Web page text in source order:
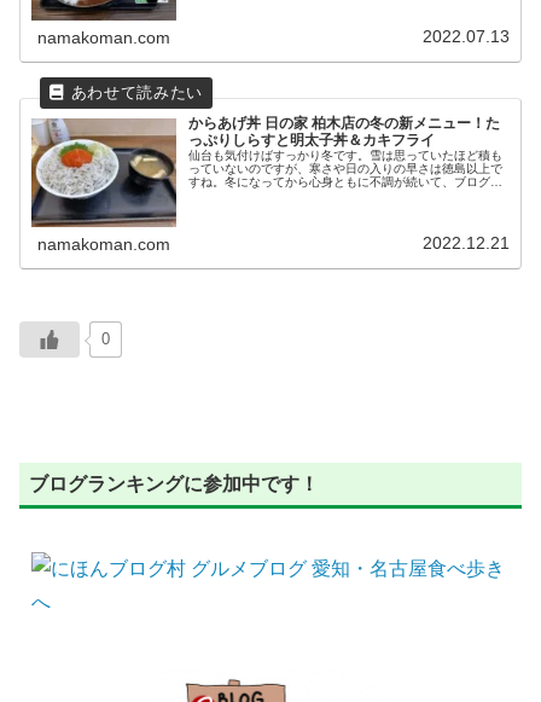
namakoman.com 2022.07.13
からあげ丼 日の家 柏木店の冬の新メニュー！た
っぷりしらすと明太子丼＆カキフライ
仙台も気付けばすっかり冬です。雪は思っていたほど積も
っていないのですが、寒さや日の入りの早さは徳島以上で
すね。冬になってから心身ともに不調が続いて、ブログ用
namakoman.com 2022.12.21
0
ブログランキングに参加中です！